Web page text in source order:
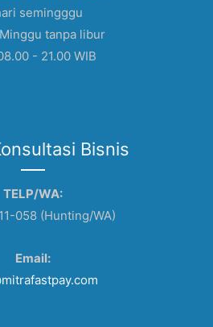
semingggu
tanpa libur
- 21.00 WIB
Bisnis
TELP/WA:
058 (Hunting/WA)
Email: